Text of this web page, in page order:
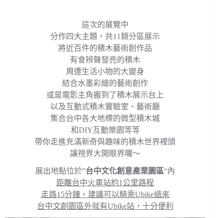
這次的展覽中
分作四大主題，共11類分區展示
將近百件的積木藝術創作品
有會辨聲發亮的積木
周遭生活小物的大變身
結合水墨彩繪的藝術創作
或是電影主角搬到了積木展示台上
以及互動式積木實驗室、藝術廳
集合台中各大地標的微型積木城
和DIY互動樂園等等
帶你走進充滿新奇與趣味的積木世界裡頭
讓視界大開眼界囉～
展出地點位於”台中文化創意產業園區“內
距離台中火車站約1公里路程
走路15分鐘，建議可以騎乘Ubike過來
台中文創園區外就有Ubike站，十分便利